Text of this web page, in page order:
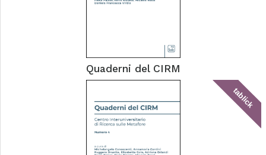
Quaderni del CIRM
tablick